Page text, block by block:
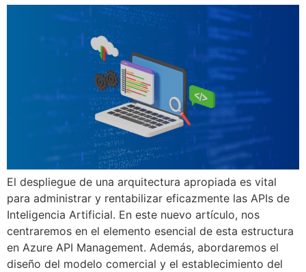
El despliegue de una arquitectura apropiada es vital
para administrar y rentabilizar eficazmente las APIs de
Inteligencia Artificial. En este nuevo artículo, nos
centraremos en el elemento esencial de esta estructura
en Azure API Management. Además, abordaremos el
diseño del modelo comercial y el establecimiento del